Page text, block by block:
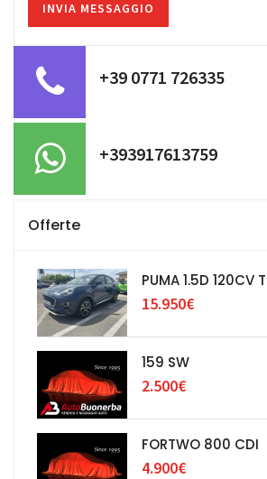
+39 0771 726335
+393917613759
Offerte
PUMA 1.5D 120CV
15.950€
159 SW
2.500€
FORTWO 800 CDI
4.900€